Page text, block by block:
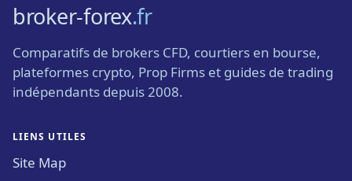
broker-forex.fr
Comparatifs de brokers CFD, courtiers en bourse,
plateformes crypto, Prop Firms et guides de trading
indépendants depuis 2008.
LIENS UTILES
Site Map